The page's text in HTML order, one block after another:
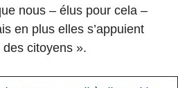
nous – élus pour cela –
en plus elles s’appuient
citoyens ».